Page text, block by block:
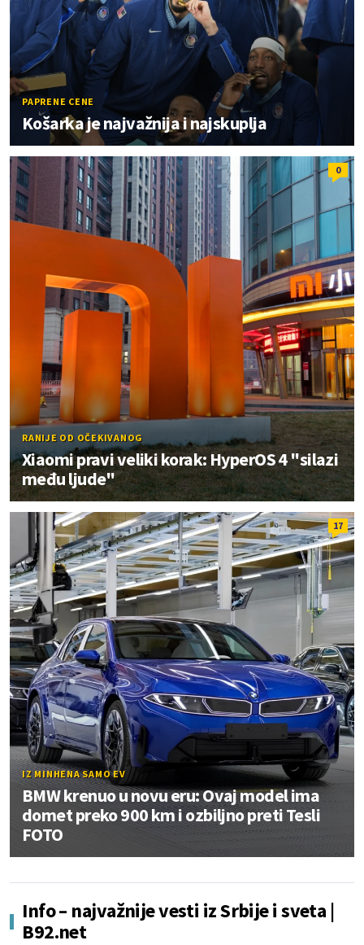
PAPRENE CENE
Košarka je najvažnija i najskuplja
0
RANIJE OD OČEKIVANOG
Xiaomi pravi veliki korak: HyperOS 4 "silazi
među ljude"
17
IZ MINHENA SAMO EV
BMW krenuo u novu eru: Ovaj model ima
domet preko 900 km i ozbiljno preti Tesli
FOTO
Info – najvažnije vesti iz Srbije i sveta |
B92.net